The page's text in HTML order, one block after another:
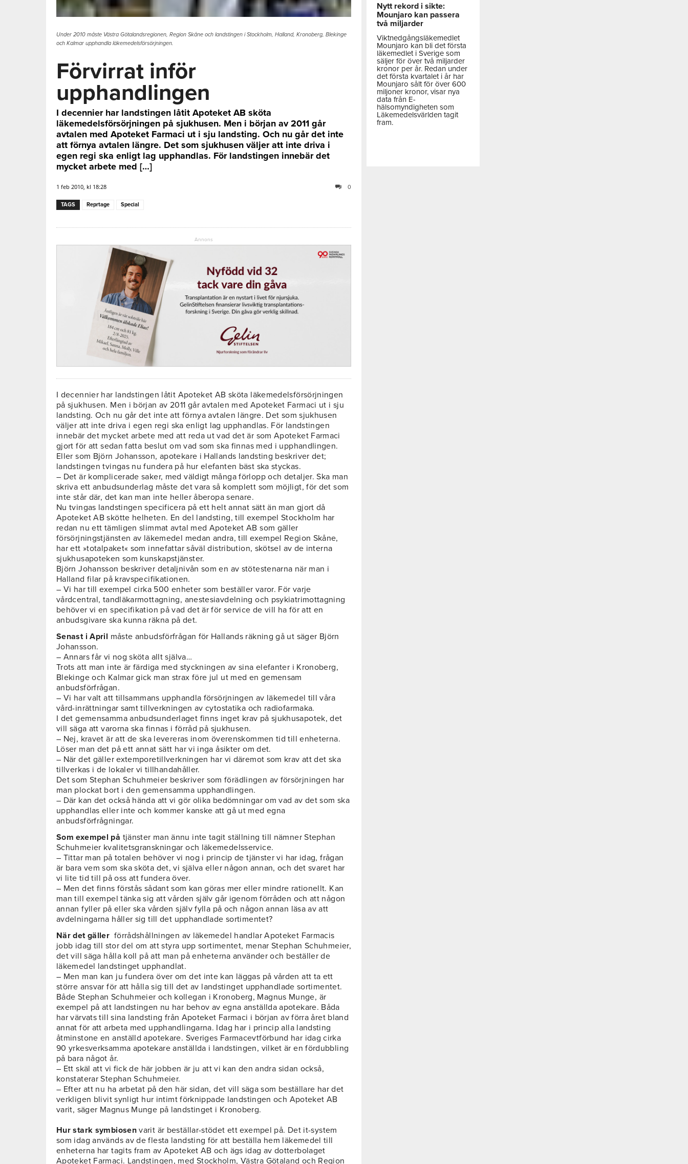
Under 2010 måste Västra Götalandsregionen, Region Skåne och landstingen i Stockholm, Halland, Kronoberg, Blekinge
och Kalmar upphandla läkemedelsförsörjningen.
Förvirrat inför
upphandlingen
I decennier har landstingen låtit Apoteket AB sköta
läkemedelsförsörjningen på sjukhusen. Men i början av 2011 går
avtalen med Apoteket Farmaci ut i sju landsting. Och nu går det inte
att förnya avtalen längre. Det som sjukhusen väljer att inte driva i
egen regi ska enligt lag upphandlas. För landstingen innebär det
mycket arbete med […]
1 feb 2010, kl 18:28 0
TAGS Reprtage Special
Annons
I decennier har landstingen låtit Apoteket AB sköta läkemedelsförsörjningen
på sjukhusen. Men i början av 2011 går avtalen med Apoteket Farmaci ut i sju
landsting. Och nu går det inte att förnya avtalen längre. Det som sjukhusen
väljer att inte driva i egen regi ska enligt lag upphandlas. För landstingen
innebär det mycket arbete med att reda ut vad det är som Apoteket Farmaci
gjort för att sedan fatta beslut om vad som ska finnas med i upphandlingen.
Eller som Björn Johansson, apotekare i Hallands landsting beskriver det;
landstingen tvingas nu fundera på hur elefanten bäst ska styckas.
– Det är komplicerade saker, med väldigt många förlopp och detaljer. Ska man
skriva ett anbudsunderlag måste det vara så komplett som möjligt, för det som
inte står där, det kan man inte heller åberopa senare.
Nu tvingas landstingen specificera på ett helt annat sätt än man gjort då
Apoteket AB skötte helheten. En del landsting, till exempel Stockholm har
redan nu ett tämligen slimmat avtal med Apoteket AB som gäller
försörjningstjänsten av läkemedel medan andra, till exempel Region Skåne,
har ett »totalpaket« som innefattar såväl distribution, skötsel av de interna
sjukhusapoteken som kunskapstjänster.
Björn Johansson beskriver detaljnivån som en av stötestenarna när man i
Halland filar på kravspecifikationen.
– Vi har till exempel cirka 500 enheter som beställer varor. För varje
vårdcentral, tandläkarmottagning, anestesiavdelning och psykiatrimottagning
behöver vi en specifikation på vad det är för service de vill ha för att en
anbudsgivare ska kunna räkna på det.
Senast i April måste anbudsförfrågan för Hallands räkning gå ut säger Björn
Johansson.
– Annars får vi nog sköta allt själva…
Trots att man inte är färdiga med styckningen av sina elefanter i Kronoberg,
Blekinge och Kalmar gick man strax före jul ut med en gemensam
anbudsförfrågan.
– Vi har valt att tillsammans upphandla försörjningen av läkemedel till våra
vård-inrättningar samt tillverkningen av cytostatika och radiofarmaka.
I det gemensamma anbudsunderlaget finns inget krav på sjukhusapotek, det
vill säga att varorna ska finnas i förråd på sjukhusen.
– Nej, kravet är att de ska levereras inom överenskommen tid till enheterna.
Löser man det på ett annat sätt har vi inga åsikter om det.
– När det gäller extemporetillverkningen har vi däremot som krav att det ska
tillverkas i de lokaler vi tillhandahåller.
Det som Stephan Schuhmeier beskriver som förädlingen av försörjningen har
man plockat bort i den gemensamma upphandlingen.
– Där kan det också hända att vi gör olika bedömningar om vad av det som ska
upphandlas eller inte och kommer kanske att gå ut med egna
anbudsförfrågningar.
Som exempel på tjänster man ännu inte tagit ställning till nämner Stephan
Schuhmeier kvalitetsgranskningar och läkemedelsservice.
– Tittar man på totalen behöver vi nog i princip de tjänster vi har idag, frågan
är bara vem som ska sköta det, vi själva eller någon annan, och det svaret har
vi lite tid till på oss att fundera över.
– Men det finns förstås sådant som kan göras mer eller mindre rationellt. Kan
man till exempel tänka sig att vården själv går igenom förråden och att någon
annan fyller på eller ska vården själv fylla på och någon annan läsa av att
avdelningarna håller sig till det upphandlade sortimentet?
När det gäller förrådshållningen av läkemedel handlar Apoteket Farmacis
jobb idag till stor del om att styra upp sortimentet, menar Stephan Schuhmeier,
det vill säga hålla koll på att man på enheterna använder och beställer de
läkemedel landstinget upphandlat.
– Men man kan ju fundera över om det inte kan läggas på vården att ta ett
större ansvar för att hålla sig till det av landstinget upphandlade sortimentet.
Både Stephan Schuhmeier och kollegan i Kronoberg, Magnus Munge, är
exempel på att landstingen nu har behov av egna anställda apotekare. Båda
har värvats till sina landsting från Apoteket Farmaci i början av förra året bland
annat för att arbeta med upphandlingarna. Idag har i princip alla landsting
åtminstone en anställd apotekare. Sveriges Farmacevtförbund har idag cirka
90 yrkesverksamma apotekare anställda i landstingen, vilket är en fördubbling
på bara något år.
– Ett skäl att vi fick de här jobben är ju att vi kan den andra sidan också,
konstaterar Stephan Schuhmeier.
– Efter att nu ha arbetat på den här sidan, det vill säga som beställare har det
verkligen blivit synligt hur intimt förknippade landstingen och Apoteket AB
varit, säger Magnus Munge på landstinget i Kronoberg.
Hur stark symbiosen varit är beställar-stödet ett exempel på. Det it-system
som idag används av de flesta landsting för att beställa hem läkemedel till
enheterna har tagits fram av Apoteket AB och ägs idag av dotterbolaget
Apoteket Farmaci. Landstingen, med Stockholm, Västra Götaland och Region
Nytt rekord i sikte:
Mounjaro kan passera
två miljarder
Viktnedgångsläkemedlet
Mounjaro kan bli det första
läkemedlet i Sverige som
säljer för över två miljarder
kronor per år. Redan under
det första kvartalet i år har
Mounjaro sålt för över 600
miljoner kronor, visar nya
data från E-
hälsomyndigheten som
Läkemedelsvärlden tagit
fram.